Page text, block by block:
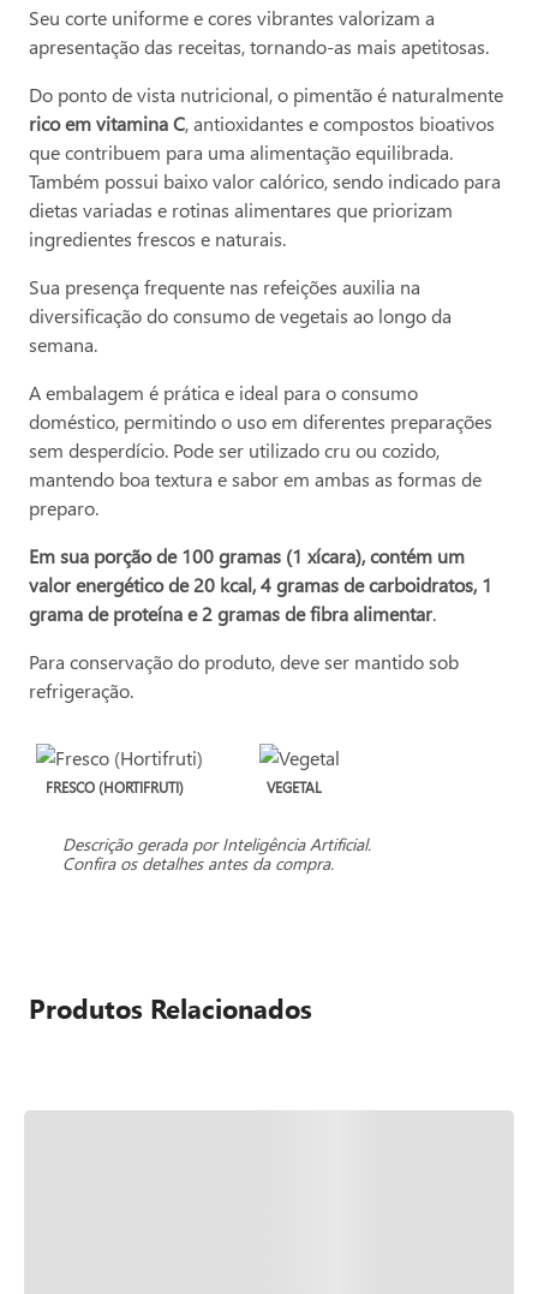
Seu corte uniforme e cores vibrantes valorizam a
apresentação das receitas, tornando-as mais apetitosas.
Do ponto de vista nutricional, o pimentão é naturalmente
rico em vitamina C, antioxidantes e compostos bioativos
que contribuem para uma alimentação equilibrada.
Também possui baixo valor calórico, sendo indicado para
dietas variadas e rotinas alimentares que priorizam
ingredientes frescos e naturais.
Sua presença frequente nas refeições auxilia na
diversificação do consumo de vegetais ao longo da
semana.
A embalagem é prática e ideal para o consumo
doméstico, permitindo o uso em diferentes preparações
sem desperdício. Pode ser utilizado cru ou cozido,
mantendo boa textura e sabor em ambas as formas de
preparo.
Em sua porção de 100 gramas (1 xícara), contém um
valor energético de 20 kcal, 4 gramas de carboidratos, 1
grama de proteína e 2 gramas de fibra alimentar.
Para conservação do produto, deve ser mantido sob
refrigeração.
FRESCO (HORTIFRUTI) VEGETAL
Descrição gerada por Inteligência Artificial.
Confira os detalhes antes da compra.
Produtos Relacionados